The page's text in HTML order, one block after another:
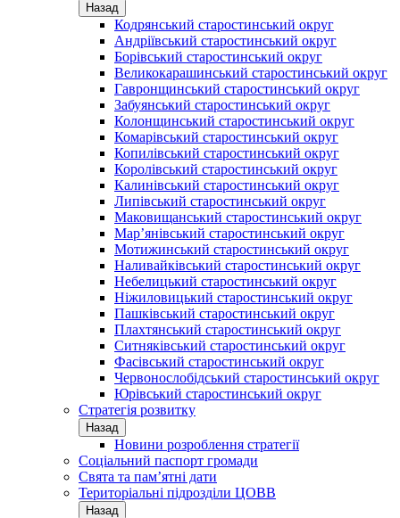
Назад
Кодрянський старостинський округ
Андріївський старостинський округ
Борівський старостинський округ
Великокарашинський старостинський округ
Гавронщинський старостинський округ
Забуянський старостинський округ
Колонщинський старостинський округ
Комарівський старостинський округ
Копилівський старостинський округ
Королівський старостинський округ
Калинівський старостинський округ
Липівський старостинський округ
Маковищанський старостинський округ
Мар’янівський старостинський округ
Мотижинський старостинський округ
Наливайківський старостинський округ
Небелицький старостинський округ
Ніжиловицький старостинський округ
Пашківський старостинський округ
Плахтянський старостинський округ
Ситняківський старостинський округ
Фасівський старостинський округ
Червонослобідський старостинський округ
Юрівський старостинський округ
Стратегія розвитку
Назад
Новини розроблення стратегії
Соціальний паспорт громади
Свята та пам’ятні дати
Територіальні підрозділи ЦОВВ
Назад